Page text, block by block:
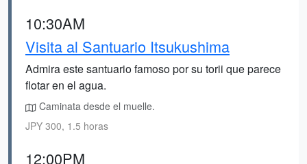
10:30AM
Visita al Santuario Itsukushima
Admira este santuario famoso por su torii que parece
flotar en el agua.
Caminata desde el muelle.
JPY 300, 1.5 horas
12:00PM